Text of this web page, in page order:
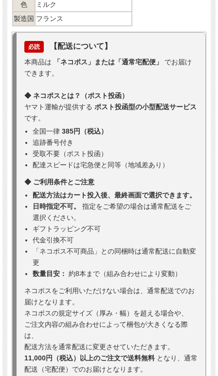
色
ミルク
製造国 フランス
必読 【配送について】
本商品は 「ネコポス」または「通常宅配便」
でお届け
できます。
◆ ネコポスとは？（ポスト投函）
ヤマト運輸が提供する ポスト投函型の小型配送サービス
です。
全国一律 385円（税込）
追跡番号付き
受取不要（ポスト投函）
配達スピードは宅急便と同等（地域差あり）
◆ ご利用条件とご注意
配送方法はカート投入後、最終画面で選択できます。
日時指定不可。
指定をご希望の場合は通常配送をご
選択ください。
ギフトラッピング不可
代金引換不可
「ネコポス不可商品」との同梱時は通常配送に自動変
更
数量目安： 約8本まで（組み合わせにより変動）
ネコポスをご利用いただけない場合は、通常配送でのお
届けとなります。
ネコポスの規定サイズ（厚み・幅）を超える場合や、
ご注文内容の組み合わせによって梱包が大きくなる際
は、
配送方法を通常配送に変更させていただきます。
11,000円（税込）以上のご注文で送料無料 となり、通常
配送（宅配便）でのお届けとなります。